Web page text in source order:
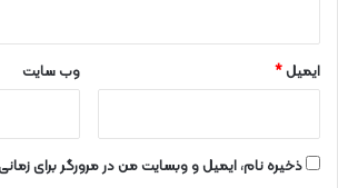
ایمیل* وب‌ سایت
ذخیره نام، ایمیل و وبسایت من در مرورگر برای